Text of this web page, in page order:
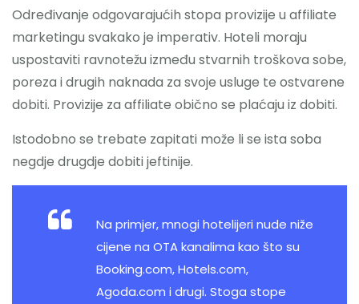
Određivanje odgovarajućih stopa provizije u affiliate
marketingu svakako je imperativ. Hoteli moraju
uspostaviti ravnotežu između stvarnih troškova sobe,
poreza i drugih naknada za svoje usluge te ostvarene
dobiti. Provizije za affiliate obično se plaćaju iz dobiti.
Istodobno se trebate zapitati može li se ista soba
negdje drugdje dobiti jeftinije.
Na primjer, mnogi hotelijeri nude niže
cijene na OTA kanalima kao što su
Booking.com, Hotels.com,
Agoda.com i drugi. Stoga stope